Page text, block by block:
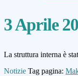
3 Aprile
La struttura interna è
Notizie Tag pagina: